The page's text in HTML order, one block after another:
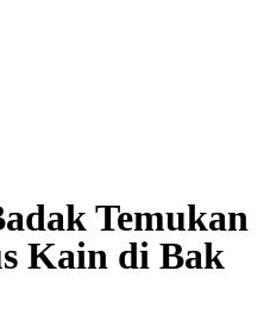
Temukan
Kain di Bak